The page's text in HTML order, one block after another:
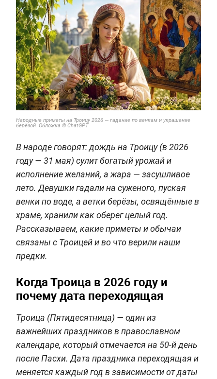
Народные приметы на Троицу 2026 — гадание по венкам и украшение
берёзой. Обложка © ChatGPT
В народе говорят: дождь на Троицу (в 2026
году — 31 мая) сулит богатый урожай и
исполнение желаний, а жара — засушливое
лето. Девушки гадали на суженого, пуская
венки по воде, а ветки берёзы, освящённые в
храме, хранили как оберег целый год.
Рассказываем, какие приметы и обычаи
связаны с Троицей и во что верили наши
предки.
Когда Троица в 2026 году и
почему дата переходящая
Троица (Пятидесятница) — один из
важнейших праздников в православном
календаре, который отмечается на 50-й день
после Пасхи. Дата праздника переходящая и
меняется каждый год в зависимости от даты